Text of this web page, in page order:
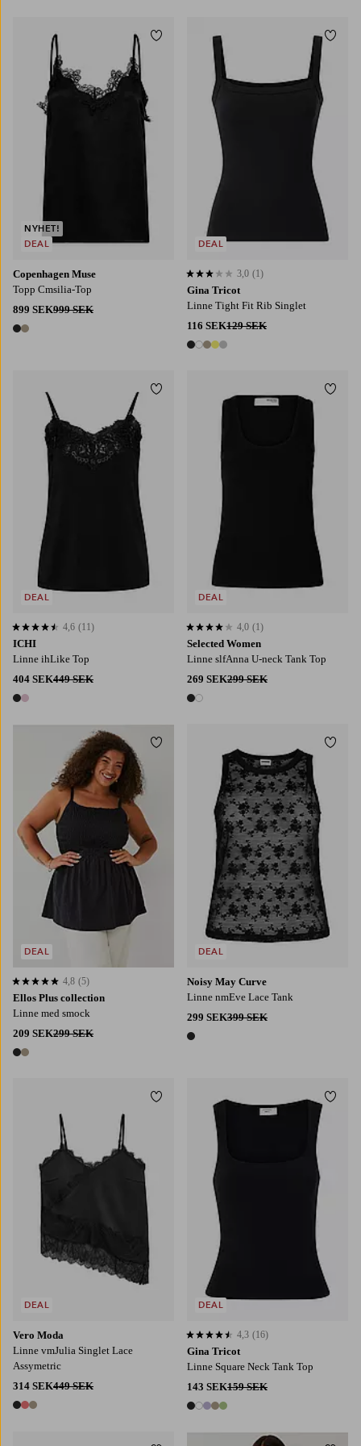
Copenhagen Muse
Topp Cmsilia-Top
899 SEK999 SEK
2 färger
NYHET!
DEAL
Lägg till i favoriter
XL
Gina Tricot
Linne Tight Fit Rib Singlet
116 SEK129 SEK
5 färger
3,0 baserat på 1 st betyg
3,0 (1)
DEAL
ICHI
Linne ihLike Top
404 SEK449 SEK
2 färger
4,6 baserat på 11 st betyg
4,6 (11)
DEAL
Lägg till i favoriter
Selected Women
Linne slfAnna U-neck Tank Top
269 SEK299 SEK
2 färger
4,0 baserat på 1 st betyg
4,0 (1)
DEAL
Ellos Plus collection
Linne med smock
209 SEK299 SEK
2 färger
4,8 baserat på 5 st betyg
4,8 (5)
DEAL
Lägg till i favoriter
3XL4XL
Noisy May Curve
Linne nmEve Lace Tank
299 SEK399 SEK
1 färg
DEAL
Vero Moda
Linne vmJulia Singlet Lace
Assymetric
314 SEK449 SEK
3 färger
DEAL
Lägg till i favoriter
Gina Tricot
Linne Square Neck Tank Top
143 SEK159 SEK
5 färger
4,3 baserat på 16 st betyg
4,3 (16)
DEAL